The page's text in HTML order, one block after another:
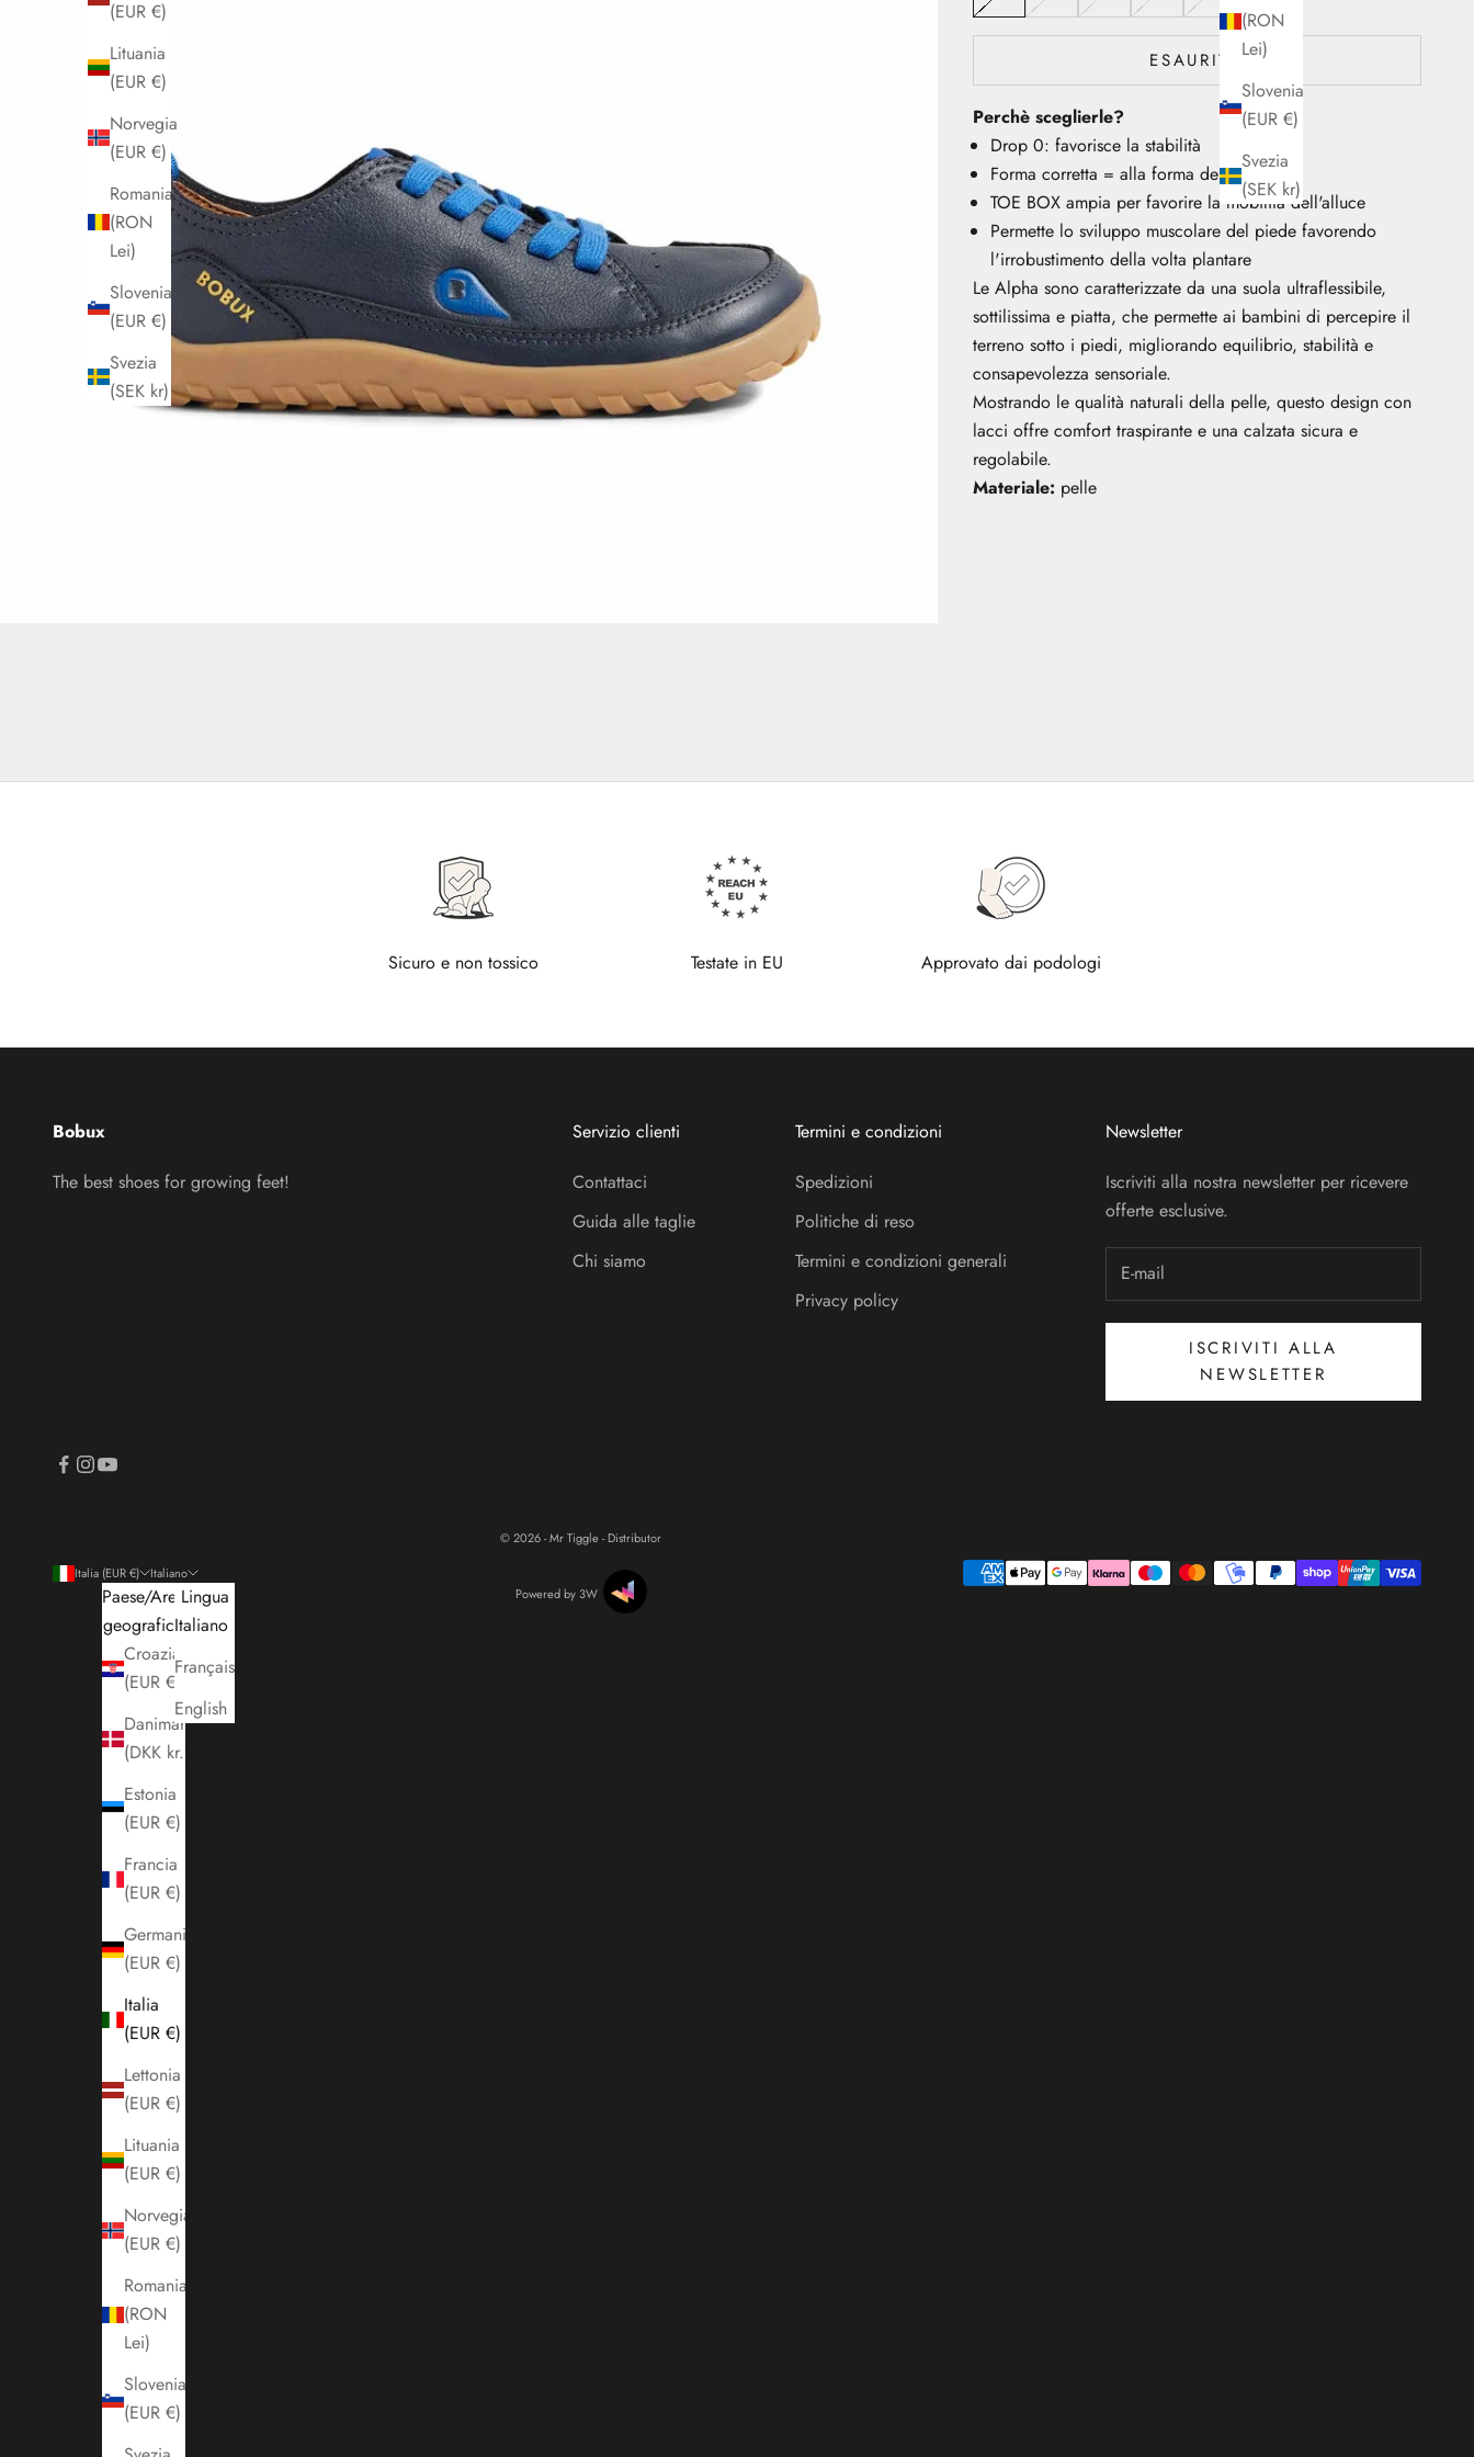
(RON
Lei)
Slovenia
(EUR €)
Svezia
(SEK kr)
(EUR €)
Lituania
(EUR €)
Norvegia
(EUR €)
Romania
(RON
Lei)
Slovenia
(EUR €)
Svezia
(SEK kr)
ESAURITO
Perchè sceglierle?
Drop 0: favorisce la stabilità
Forma corretta = alla forma del piede
TOE BOX ampia per favorire la mobilità dell'alluce
Permette lo sviluppo muscolare del piede favorendo
l'irrobustimento della volta plantare
Le Alpha sono caratterizzate da una suola ultraflessibile,
sottilissima e piatta, che permette ai bambini di percepire il
terreno sotto i piedi, migliorando equilibrio, stabilità e
consapevolezza sensoriale.
Mostrando le qualità naturali della pelle, questo design con
lacci offre comfort traspirante e una calzata sicura e
regolabile.
Materiale: pelle
Sicuro e non tossico Testate in EU Approvato dai podologi
Bobux
The best shoes for growing feet!
Servizio clienti
Contattaci
Guida alle taglie
Chi siamo
Termini e condizioni
Spedizioni
Politiche di reso
Termini e condizioni generali
Privacy policy
Newsletter
Iscriviti alla nostra newsletter per ricevere
offerte esclusive.
ISCRIVITI ALLA
NEWSLETTER
Italia (EUR €)
Paese/Area
geografica
Croazia
(EUR €)
Danimarca
(DKK kr.)
Estonia
(EUR €)
Francia
(EUR €)
Germania
(EUR €)
Italia
(EUR €)
Lettonia
(EUR €)
Lituania
(EUR €)
Norvegia
(EUR €)
Romania
(RON
Lei)
Slovenia
(EUR €)
Italiano
Lingua
Italiano
Français
English
© 2026 - Mr Tiggle - Distributor
Powered by 3W